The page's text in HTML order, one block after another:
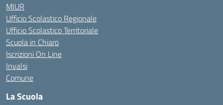
MIUR
Ufficio Scolastico Regionale
Ufficio Scolastico Territoriale
Scuola in Chiaro
Iscrizioni On Line
Invalsi
Comune
La Scuola